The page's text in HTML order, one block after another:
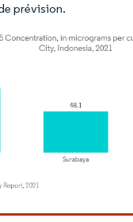
prévision.
La réutilisation